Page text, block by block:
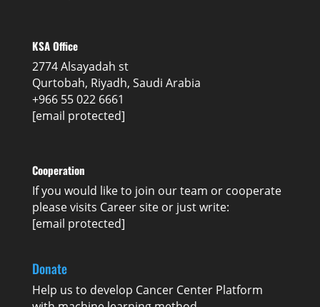
KSA Office
2774 Alsayadah st
Qurtobah, Riyadh, Saudi Arabia
+966 55 022 6661
[email protected]
Cooperation
If you would like to join our team or cooperate
please visits Careersite or just write:
[email protected]
Donate
Help us to develop Cancer Center Platform